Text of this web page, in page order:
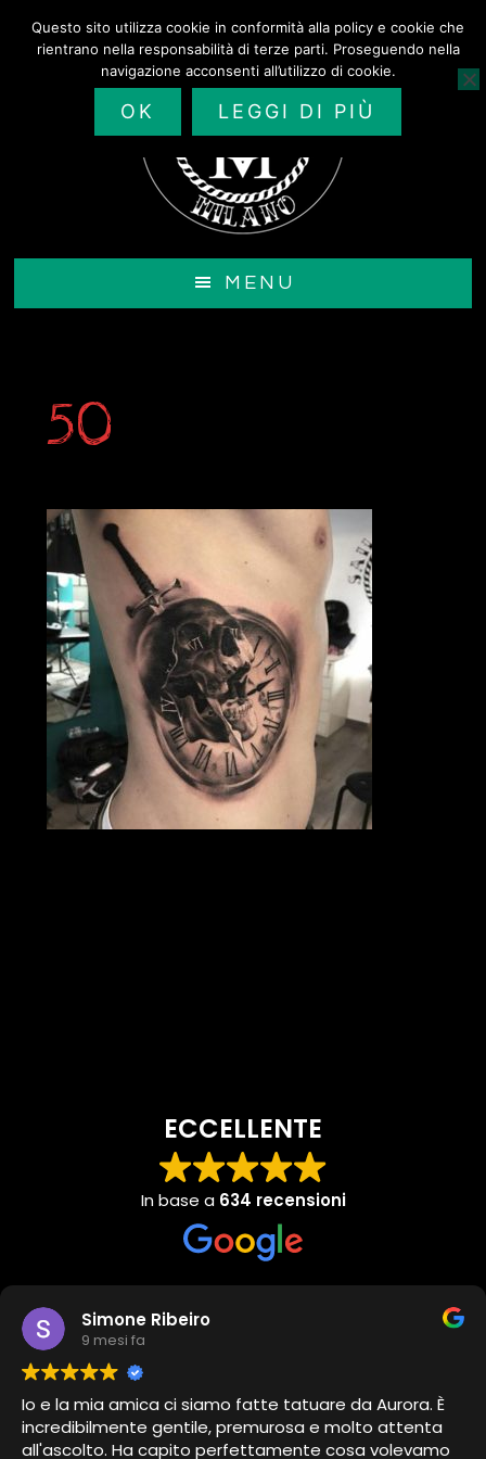
MENU
50
ECCELLENTE
In base a 634 recensioni
Simone Ribeiro
9 mesi fa
Io e la mia amica ci siamo fatte tatuare da Aurora. È
incredibilmente gentile, premurosa e molto attenta
all'ascolto. Ha capito perfettamente cosa volevamo
Questo sito utilizza cookie in conformità alla policy e cookie che
rientrano nella responsabilità di terze parti. Proseguendo nella
navigazione acconsenti all’utilizzo di cookie.
OK LEGGI DI PIÙ